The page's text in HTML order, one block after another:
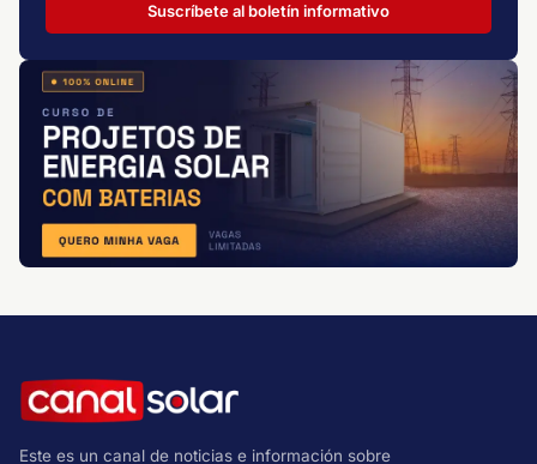
Suscríbete al boletín informativo
Este es un canal de noticias e información sobre